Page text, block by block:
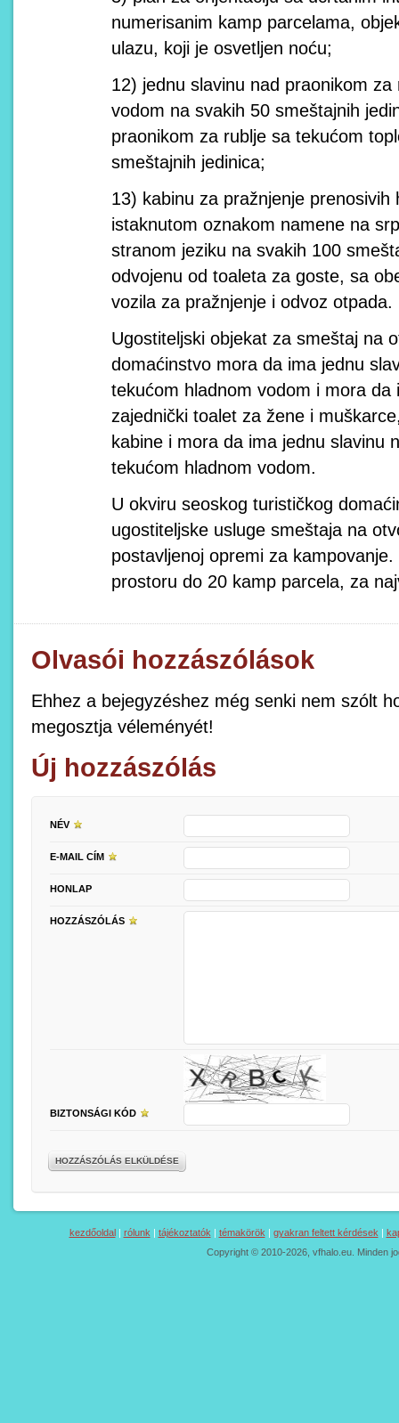
numerisanim kamp parcelama,
ulazu, koji je osvetljen noću;
12) jednu slavinu nad praonikom
vodom na svakih 50 smeštajnih
praonikom za rublje sa tekućom
smeštajnih jedinica;
13) kabinu za pražnjenje prenosivih
istaknutom oznakom namene na
stranom jeziku na svakih 100
odvojenu od toaleta za goste, sa
vozila za pražnjenje i odvoz otpada.
Ugostiteljski objekat za smeštaj na
domaćinstvo mora da ima jednu
tekućom hladnom vodom i mora da
zajednički toalet za žene i
kabine i mora da ima jednu slavinu
tekućom hladnom vodom.
U okviru seoskog turističkog
ugostiteljske usluge smeštaja na
postavljenoj opremi za
prostoru do 20 kamp parcela, za
Olvasói hozzászólások
Ehhez a bejegyzéshez még senki nem szólt
megosztja véleményét!
Új hozzászólás
NÉV
E-MAIL CÍM
HONLAP
HOZZÁSZÓLÁS
BIZTONSÁGI KÓD
HOZZÁSZÓLÁS ELKÜLDÉSE
kezdőoldal| rólunk | tájékoztatók | témakörök | gyakran feltett kérdések |
Copyright © 2010-2026, vfhalo.eu. Minden